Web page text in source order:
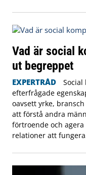
Vad är social
ut begreppet
EXPERTRÅD
Social
efterfrågade
oavsett yrke,
att förstå andra
förtroende och
relationer att